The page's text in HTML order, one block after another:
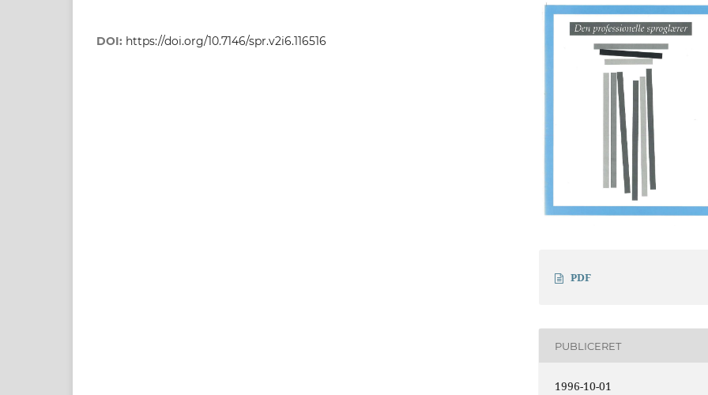
DOI: https://doi.org/10.7146/spr.v2i6.116516
PDF
PUBLICERET
1996-10-01